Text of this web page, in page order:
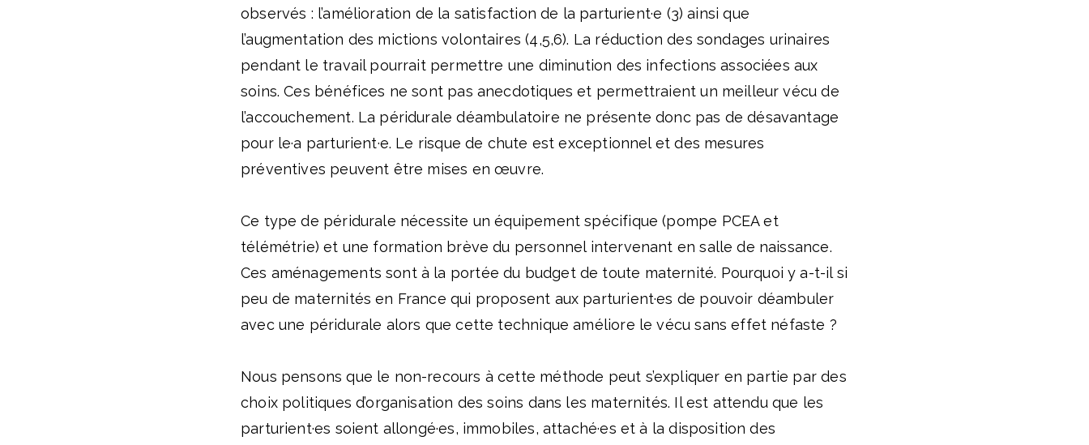
observés : l’amélioration de la satisfaction de la parturient·e (3) ainsi que
l’augmentation des mictions volontaires (4,5,6). La réduction des sondages urinaires
pendant le travail pourrait permettre une diminution des infections associées aux
soins. Ces bénéfices ne sont pas anecdotiques et permettraient un meilleur vécu de
l’accouchement. La péridurale déambulatoire ne présente donc pas de désavantage
pour le·a parturient·e. Le risque de chute est exceptionnel et des mesures
préventives peuvent être mises en œuvre.
Ce type de péridurale nécessite un équipement spécifique (pompe PCEA et
télémétrie) et une formation brève du personnel intervenant en salle de naissance.
Ces aménagements sont à la portée du budget de toute maternité. Pourquoi y a-t-il si
peu de maternités en France qui proposent aux parturient·es de pouvoir déambuler
avec une péridurale alors que cette technique améliore le vécu sans effet néfaste ?
Nous pensons que le non-recours à cette méthode peut s’expliquer en partie par des
choix politiques d’organisation des soins dans les maternités. Il est attendu que les
parturient·es soient allongé·es, immobiles, attaché·es et à la disposition des